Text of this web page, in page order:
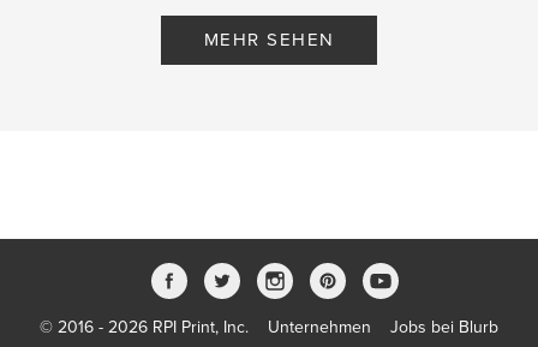
MEHR SEHEN
© 2016 - 2026 RPI Print, Inc. Unternehmen Jobs bei Blurb